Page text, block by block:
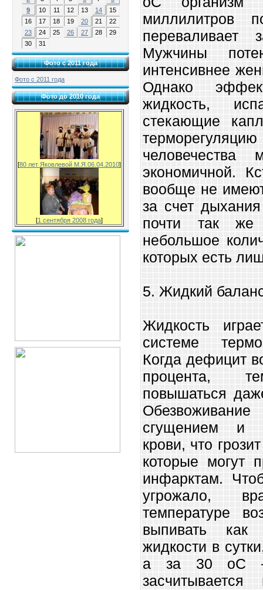
9
10 11 12 13 14
15
16
17 18 19 20 21
22
23
24 25 26 27 28
29
30
31
Фото с 2011 года
Фото с 2011 года
Фото до 2010 года
[80 лет Яковлевой М.Я.06.04.2010]
[1 сентября 2008 года]
миллилитров
Мужчины
интенсивнее
Однако
жидкость,
стекающие
человечества
экономичной.
вообще не
за счет
почти так
небольшое
которых есть
5. Жидкий
Жидкость
системе
Когда дефицит
процента,
повышаться
сгущением и
крови, что
которые могут
инфарктам.
угрожало,
температуре
выпивать
жидкости в
а за 30 оС